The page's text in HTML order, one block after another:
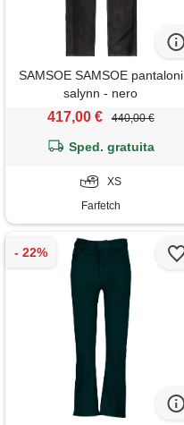
SAMSOE SAMSOE pantaloni
salynn - nero
417,00 € 440,00 €
Sped. gratuita
XS
Farfetch